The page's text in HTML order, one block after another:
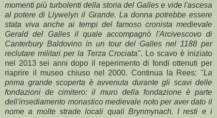
momenti più turbolenti della storia del Galles e vide l'ascesa
al potere di Llywelyn il Grande. La donna potrebbe essere
stata viva anche ai tempi del famoso cronista medievale
Gerald del Galles il quale accompagnò l'Arcivescovo di
Canterbury Baldovino in un tour del Galles nel 1188 per
reclutare militari per la Terza Crociata". Lo scavo è iniziato
nel 2013 sei anni dopo il reperimento di fondi ottenuti per
riaprire il museo chiuso nel 2000. Continua la Rees: "La
prima grande scoperta è avvenuta durante gli scavi delle
fondazioni de cimitero: il muro della fondazione è parte
dell'insediamento monastico medievale noto per aver dato il
nome a molte strade locali quali Brynmynach. I resti e i